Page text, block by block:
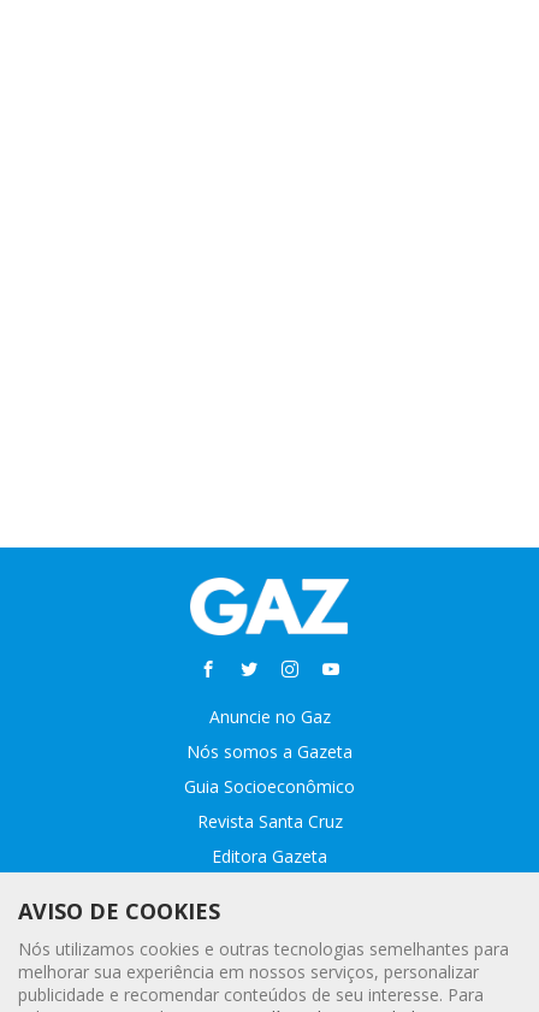
Anuncie no Gaz
Nós somos a Gazeta
Guia Socioeconômico
Revista Santa Cruz
Editora Gazeta
Fale conosco
Webmail
Assinatura Premiada
AVISO DE COOKIES
Nós utilizamos cookies e outras tecnologias semelhantes para
melhorar sua experiência em nossos serviços, personalizar
publicidade e recomendar conteúdos de seu interesse. Para